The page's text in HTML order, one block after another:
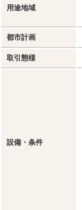
用途地域
都市計画
取引態様
設備・条件